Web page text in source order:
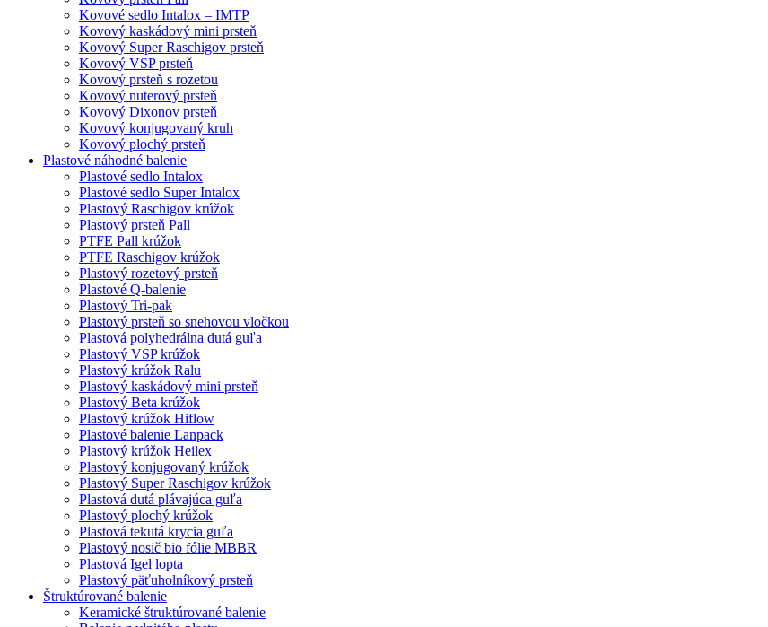
Kovové sedlo Intalox – IMTP
Kovový kaskádový mini prsteň
Kovový Super Raschigov prsteň
Kovový VSP prsteň
Kovový prsteň s rozetou
Kovový nuterový prsteň
Kovový Dixonov prsteň
Kovový konjugovaný kruh
Kovový plochý prsteň
Plastové náhodné balenie
Plastové sedlo Intalox
Plastové sedlo Super Intalox
Plastový Raschigov krúžok
Plastový prsteň Pall
PTFE Pall krúžok
PTFE Raschigov krúžok
Plastový rozetový prsteň
Plastové Q-balenie
Plastový Tri-pak
Plastový prsteň so snehovou vločkou
Plastová polyhedrálna dutá guľa
Plastový VSP krúžok
Plastový krúžok Ralu
Plastový kaskádový mini prsteň
Plastový Beta krúžok
Plastový krúžok Hiflow
Plastové balenie Lanpack
Plastový krúžok Heilex
Plastový konjugovaný krúžok
Plastový Super Raschigov krúžok
Plastová dutá plávajúca guľa
Plastový plochý krúžok
Plastová tekutá krycia guľa
Plastový nosič bio fólie MBBR
Plastová Igel lopta
Plastový päťuholníkový prsteň
Štruktúrované balenie
Keramické štruktúrované balenie